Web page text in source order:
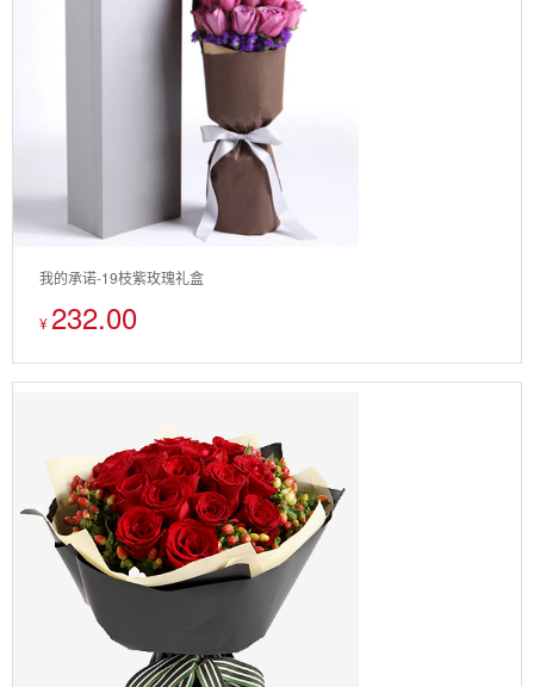
我的承诺-19枝紫玫瑰礼盒
¥232.00